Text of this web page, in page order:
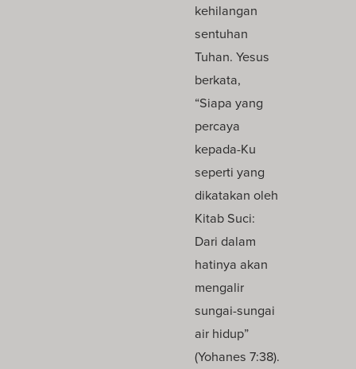
kehilangan
sentuhan
Tuhan. Yesus
berkata,
“Siapa yang
percaya
kepada-Ku
seperti yang
dikatakan oleh
Kitab Suci:
Dari dalam
hatinya akan
mengalir
sungai-sungai
air hidup”
(Yohanes 7:38).